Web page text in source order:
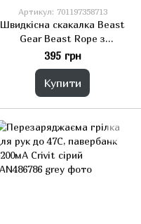
Артикул: 701197358713
Швидкісна скакалка Beast
Gear Beast Rope з
можливістю регулювання
та сталевим тросом для
фітнесу, боксу та кросфіту
395 грн
Купити